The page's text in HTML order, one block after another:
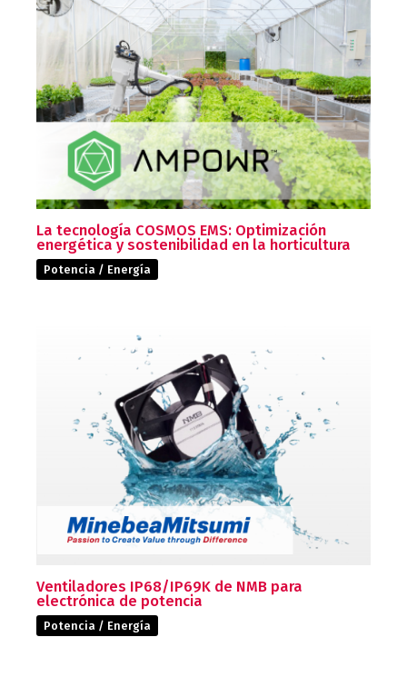
La tecnología COSMOS EMS: Optimización
energética y sostenibilidad en la horticultura
Potencia / Energía
Ventiladores IP68/IP69K de NMB para
electrónica de potencia
Potencia / Energía